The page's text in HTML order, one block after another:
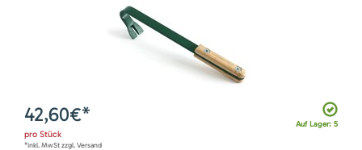
Auf Lager: 5
42,60€*
pro Stück
*inkl. MwSt zzgl. Versand